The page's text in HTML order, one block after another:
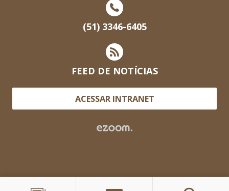
(51) 3346-6405
FEED DE NOTÍCIAS
ACESSAR INTRANET